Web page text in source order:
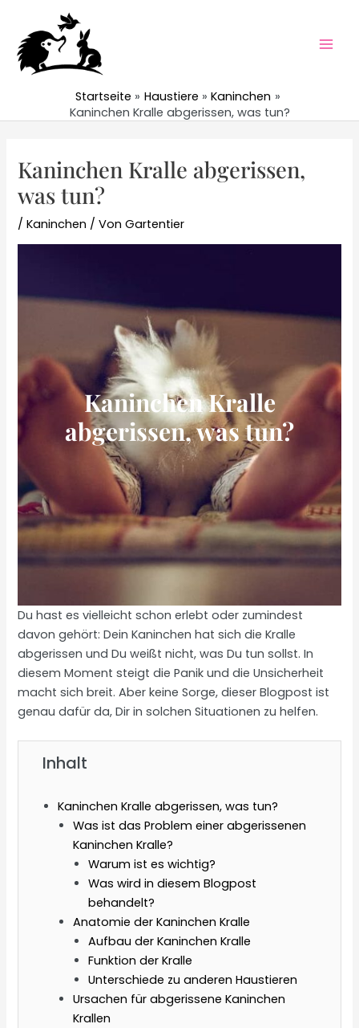
springen
Startseite Haustiere
Kaninchen
Kaninchen Kralle abgerissen, was tun?
Kaninchen Kralle abgerissen,
was tun?
/Kaninchen / VonGartentier
Kaninchen Kralle
abgerissen, was tun?
Du hast es vielleicht schon erlebt oder zumindest
davon gehört: Dein Kaninchen hat sich die Kralle
abgerissen und Du weißt nicht, was Du tun sollst. In
diesem Moment steigt die Panik und die Unsicherheit
macht sich breit. Aber keine Sorge, dieser Blogpost ist
genau dafür da, Dir in solchen Situationen zu helfen.
Inhalt
Kaninchen Kralle abgerissen, was tun?
Was ist das Problem einer abgerissenen
Kaninchen Kralle?
Warum ist es wichtig?
Was wird in diesem Blogpost
behandelt?
Anatomie der Kaninchen Kralle
Aufbau der Kaninchen Kralle
Funktion der Kralle
Unterschiede zu anderen Haustieren
Ursachen für abgerissene Kaninchen
Krallen